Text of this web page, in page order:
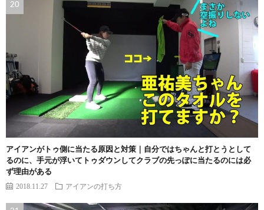
アイアンがトゥ側に当たる原因と対策｜自分ではちゃんと打とうとして
るのに、手元が浮いてトゥダウンしてクラブの先っぽに当たるのには必
ず理由がある
2018.11.27 アイアンの打ち方